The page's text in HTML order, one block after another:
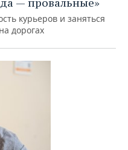
курьеров и заняться
дорогах